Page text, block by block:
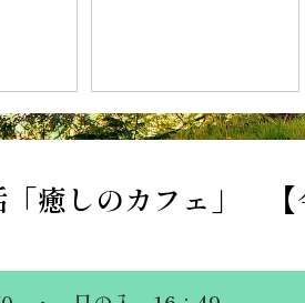
「癒しのカフェ」